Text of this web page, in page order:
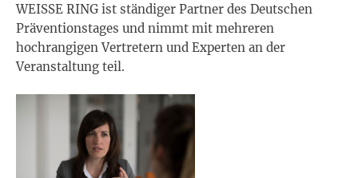
WEISSE RING ist ständiger Partner des Deutschen
Präventionstages und nimmt mit mehreren
hochrangigen Vertretern und Experten an der
Veranstaltung teil.